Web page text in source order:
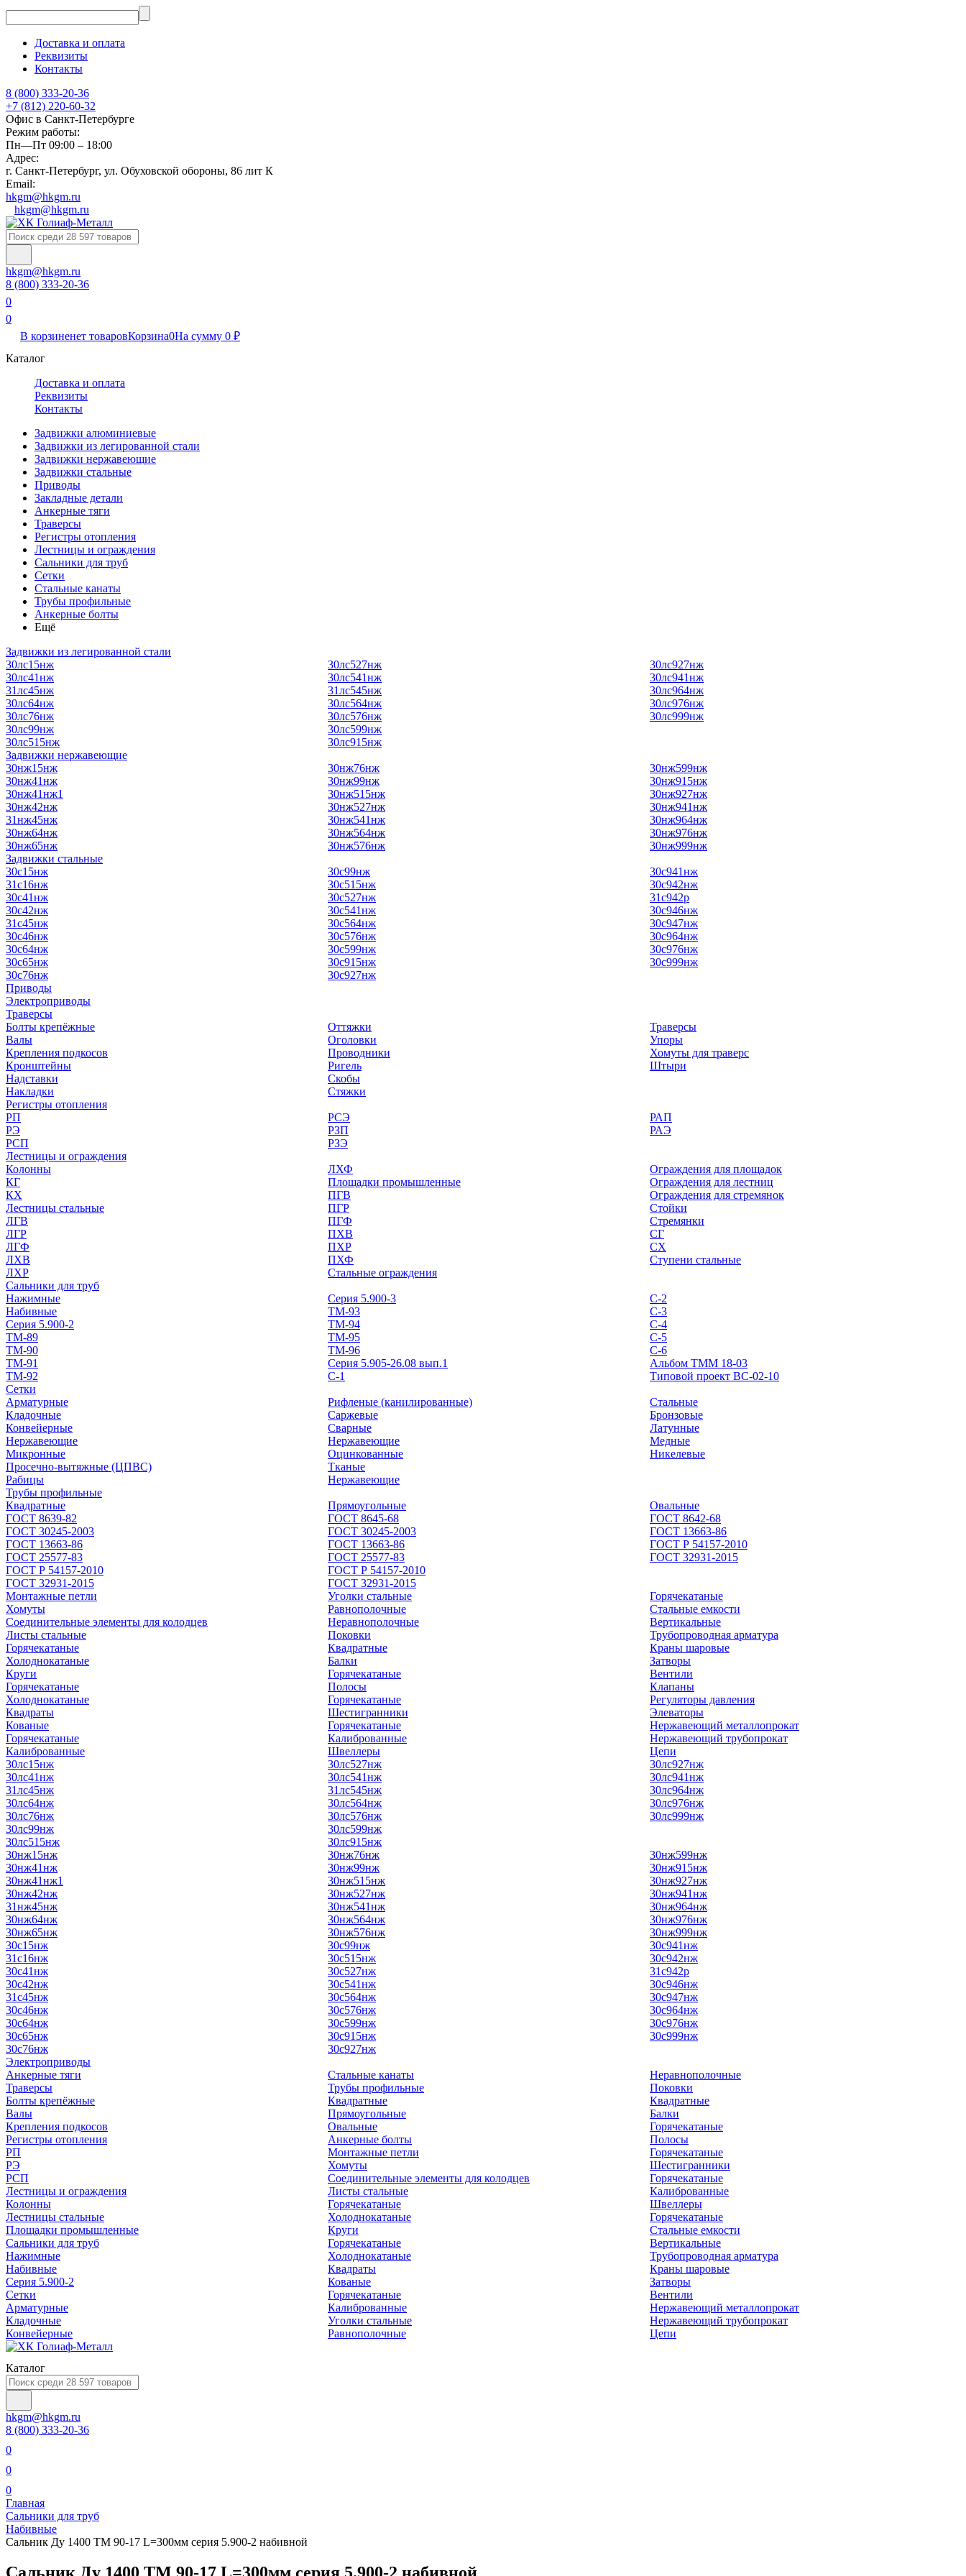
Доставка и оплата
Реквизиты
Контакты
8 (800) 333-20-36
+7 (812) 220-60-32
Офис в Санкт-Петербурге
Режим работы:
Пн—Пт 09:00 – 18:00
Адрес:
г. Санкт-Петербург, ул. Обуховской обороны, 86 лит К
Email:
hkgm@hkgm.ru
hkgm@hkgm.ru
hkgm@hkgm.ru
8 (800) 333-20-36
0
0
В корзиненет товаровКорзина0На сумму 0 ₽
Каталог
Доставка и оплата
Реквизиты
Контакты
Задвижки алюминиевые
Задвижки из легированной стали
Задвижки нержавеющие
Задвижки стальные
Приводы
Закладные детали
Анкерные тяги
Траверсы
Регистры отопления
Лестницы и ограждения
Сальники для труб
Сетки
Стальные канаты
Трубы профильные
Анкерные болты
Ещё
Задвижки из легированной стали
30лс15нж
30лс41нж
31лс45нж
30лс64нж
30лс76нж
30лс99нж
30лс515нж
30лс527нж
30лс541нж
31лс545нж
30лс564нж
30лс576нж
30лс599нж
30лс915нж
30лс927нж
30лс941нж
30лс964нж
30лс976нж
30лс999нж
Задвижки нержавеющие
30нж15нж
30нж41нж
30нж41нж1
30нж42нж
31нж45нж
30нж64нж
30нж65нж
30нж76нж
30нж99нж
30нж515нж
30нж527нж
30нж541нж
30нж564нж
30нж576нж
30нж599нж
30нж915нж
30нж927нж
30нж941нж
30нж964нж
30нж976нж
30нж999нж
Задвижки стальные
30с15нж
31с16нж
30с41нж
30с42нж
31с45нж
30с46нж
30с64нж
30с65нж
30с76нж
30с99нж
30с515нж
30с527нж
30с541нж
30с564нж
30с576нж
30с599нж
30с915нж
30с927нж
30с941нж
30с942нж
31с942р
30с946нж
30с947нж
30с964нж
30с976нж
30с999нж
Приводы
Электроприводы
Траверсы
Болты крепёжные
Валы
Крепления подкосов
Кронштейны
Надставки
Накладки
Оттяжки
Оголовки
Проводники
Ригель
Скобы
Стяжки
Траверсы
Упоры
Хомуты для траверс
Штыри
Регистры отопления
РП
РЭ
РСП
РСЭ
РЗП
РЗЭ
РАП
РАЭ
Лестницы и ограждения
Колонны
КГ
КХ
Лестницы стальные
ЛГВ
ЛГР
ЛГФ
ЛХВ
ЛХР
ЛХФ
Площадки промышленные
ПГВ
ПГР
ПГФ
ПХВ
ПХР
ПХФ
Стальные ограждения
Ограждения для площадок
Ограждения для лестниц
Ограждения для стремянок
Стойки
Стремянки
СГ
СХ
Ступени стальные
Сальники для труб
Нажимные
Набивные
Серия 5.900-2
ТМ-89
ТМ-90
ТМ-91
ТМ-92
Серия 5.900-3
ТМ-93
ТМ-94
ТМ-95
ТМ-96
Серия 5.905-26.08 вып.1
С-1
С-2
С-3
С-4
С-5
С-6
Альбом ТММ 18-03
Типовой проект ВС-02-10
Сетки
Арматурные
Кладочные
Конвейерные
Нержавеющие
Микронные
Просечно-вытяжные (ЦПВС)
Рабицы
Рифленые (канилированные)
Саржевые
Сварные
Нержавеющие
Оцинкованные
Тканые
Нержавеющие
Стальные
Бронзовые
Латунные
Медные
Никелевые
Трубы профильные
Квадратные
ГОСТ 8639-82
ГОСТ 30245-2003
ГОСТ 13663-86
ГОСТ 25577-83
ГОСТ Р 54157-2010
ГОСТ 32931-2015
Прямоугольные
ГОСТ 8645-68
ГОСТ 30245-2003
ГОСТ 13663-86
ГОСТ 25577-83
ГОСТ Р 54157-2010
ГОСТ 32931-2015
Овальные
ГОСТ 8642-68
ГОСТ 13663-86
ГОСТ Р 54157-2010
ГОСТ 32931-2015
Монтажные петли
Хомуты
Соединительные элементы для колодцев
Листы стальные
Горячекатаные
Холоднокатаные
Круги
Горячекатаные
Холоднокатаные
Квадраты
Кованые
Горячекатаные
Калиброванные
Уголки стальные
Равнополочные
Неравнополочные
Поковки
Квадратные
Балки
Горячекатаные
Полосы
Горячекатаные
Шестигранники
Горячекатаные
Калиброванные
Швеллеры
Горячекатаные
Стальные емкости
Вертикальные
Трубопроводная арматура
Краны шаровые
Затворы
Вентили
Клапаны
Регуляторы давления
Элеваторы
Нержавеющий металлопрокат
Нержавеющий трубопрокат
Цепи
30лс15нж
30лс41нж
31лс45нж
30лс64нж
30лс76нж
30лс99нж
30лс515нж
30лс527нж
30лс541нж
31лс545нж
30лс564нж
30лс576нж
30лс599нж
30лс915нж
30лс927нж
30лс941нж
30лс964нж
30лс976нж
30лс999нж
30нж15нж
30нж41нж
30нж41нж1
30нж42нж
31нж45нж
30нж64нж
30нж65нж
30нж76нж
30нж99нж
30нж515нж
30нж527нж
30нж541нж
30нж564нж
30нж576нж
30нж599нж
30нж915нж
30нж927нж
30нж941нж
30нж964нж
30нж976нж
30нж999нж
30с15нж
31с16нж
30с41нж
30с42нж
31с45нж
30с46нж
30с64нж
30с65нж
30с76нж
30с99нж
30с515нж
30с527нж
30с541нж
30с564нж
30с576нж
30с599нж
30с915нж
30с927нж
30с941нж
30с942нж
31с942р
30с946нж
30с947нж
30с964нж
30с976нж
30с999нж
Электроприводы
Анкерные тяги
Траверсы
Болты крепёжные
Валы
Крепления подкосов
Регистры отопления
РП
РЭ
РСП
Лестницы и ограждения
Колонны
Лестницы стальные
Площадки промышленные
Сальники для труб
Нажимные
Набивные
Серия 5.900-2
Сетки
Арматурные
Кладочные
Конвейерные
Стальные канаты
Трубы профильные
Квадратные
Прямоугольные
Овальные
Анкерные болты
Монтажные петли
Хомуты
Соединительные элементы для колодцев
Листы стальные
Горячекатаные
Холоднокатаные
Круги
Горячекатаные
Холоднокатаные
Квадраты
Кованые
Горячекатаные
Калиброванные
Уголки стальные
Равнополочные
Неравнополочные
Поковки
Квадратные
Балки
Горячекатаные
Полосы
Горячекатаные
Шестигранники
Горячекатаные
Калиброванные
Швеллеры
Горячекатаные
Стальные емкости
Вертикальные
Трубопроводная арматура
Краны шаровые
Затворы
Вентили
Нержавеющий металлопрокат
Нержавеющий трубопрокат
Цепи
Каталог
hkgm@hkgm.ru
8 (800) 333-20-36
0
0
0
Главная
Сальники для труб
Набивные
Сальник Ду 1400 ТМ 90-17 L=300мм серия 5.900-2 набивной